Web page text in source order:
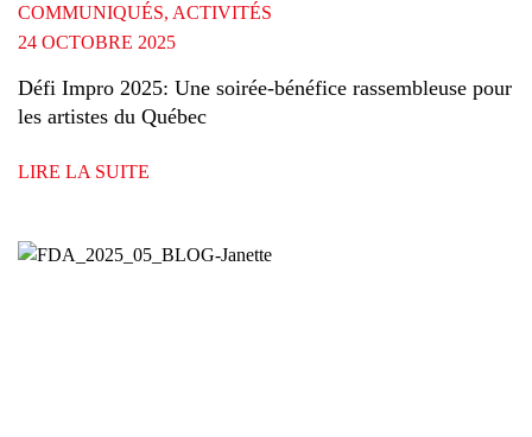
COMMUNIQUÉS, ACTIVITÉS
24 OCTOBRE 2025
Défi Impro 2025: Une soirée-bénéfice rassembleuse pour
les artistes du Québec
LIRE LA SUITE